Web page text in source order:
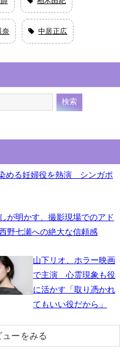
奈 中居正広
める妊婦役を熱演 シンガポ
が明かす、撮影現場でのアド
野七瀬への絶大な信頼感
山下リオ、ホラー映画
で主演 心霊現象も役
に活かす「取り憑かれ
てもいい役だから」
ーをみる